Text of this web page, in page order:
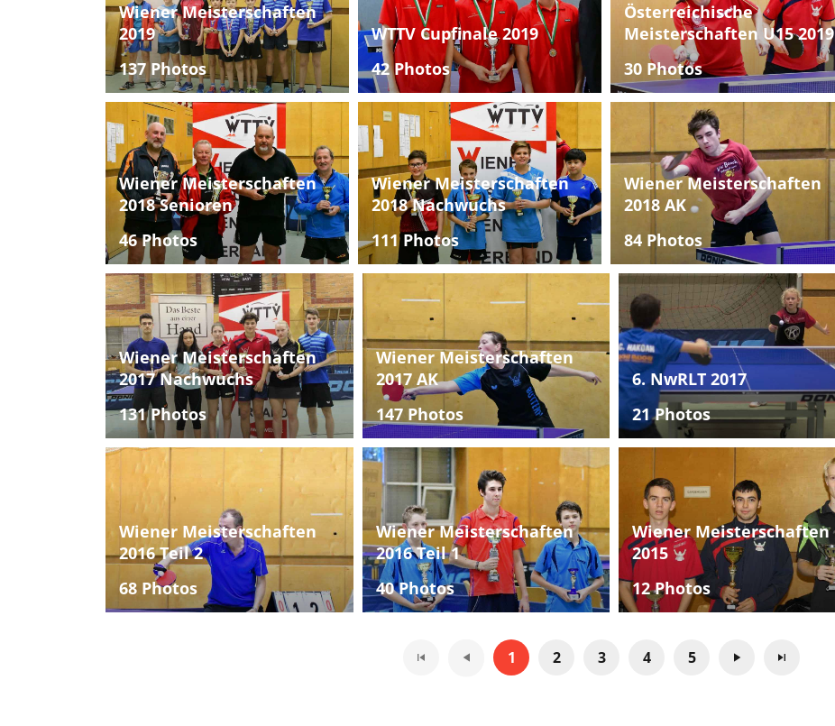
Wiener Meisterschaften
2019
137 Photos
WTTV Cupfinale 2019
42 Photos
Österreichische
Meisterschaften U15 2019
30 Photos
Wiener Meisterschaften
2018 Senioren
46 Photos
Wiener Meisterschaften
2018 Nachwuchs
111 Photos
Wiener Meisterschaften
2018 AK
84 Photos
Wiener Meisterschaften
2017 Nachwuchs
131 Photos
Wiener Meisterschaften
2017 AK
147 Photos
6. NwRLT 2017
21 Photos
Wiener Meisterschaften
2016 Teil 2
68 Photos
Wiener Meisterschaften
2016 Teil 1
40 Photos
Wiener Meisterschaften
2015
12 Photos
1 2 3 4 5